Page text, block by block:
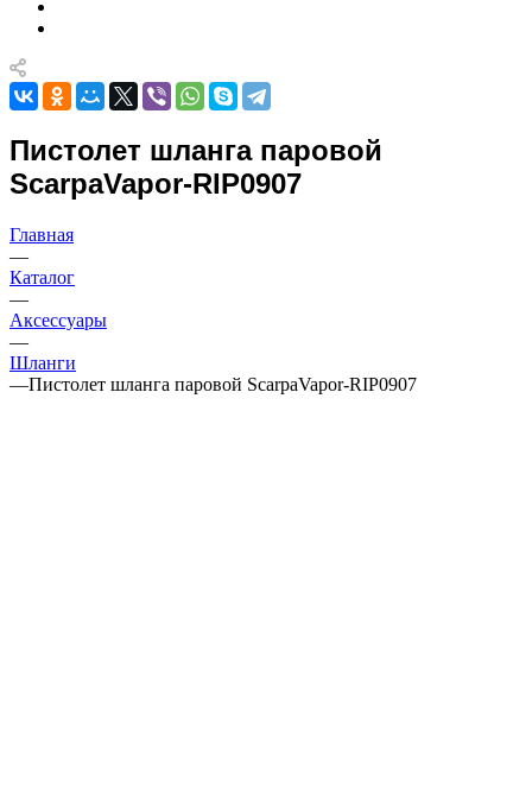
Пистолет шланга паровой
ScarpaVapor-RIP0907
Главная
—
Каталог
—
Аксессуары
—
Шланги
—Пистолет шланга паровой ScarpaVapor-RIP0907